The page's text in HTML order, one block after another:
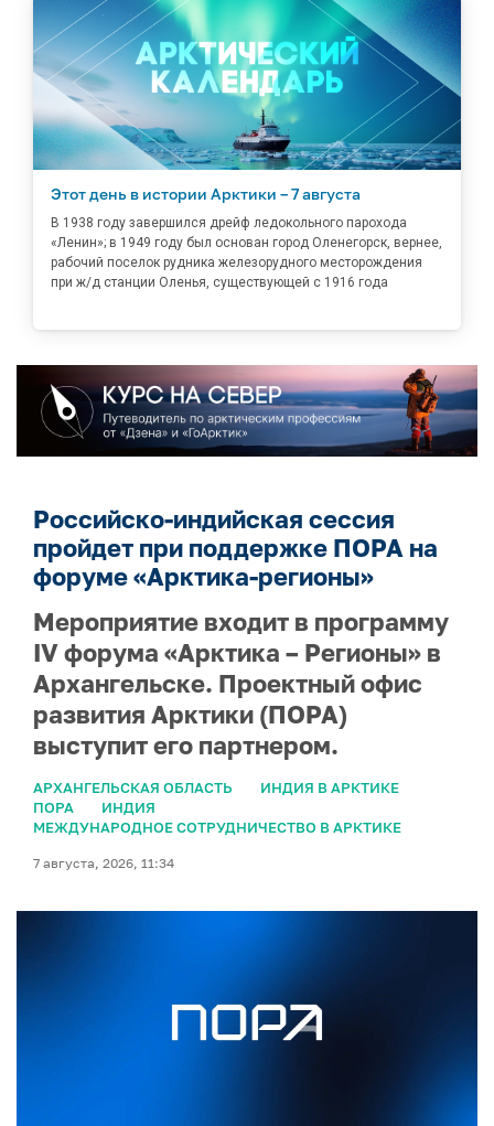
Этот день в истории Арктики – 7 августа
В 1938 году завершился дрейф ледокольного парохода
«Ленин»; в 1949 году был основан город Оленегорск, вернее,
рабочий поселок рудника железорудного месторождения
при ж/д станции Оленья, существующей с 1916 года
Российско-индийская сессия
пройдет при поддержке ПОРА на
форуме «Арктика-регионы»
Мероприятие входит в программу
IV форума «Арктика – Регионы» в
Архангельске. Проектный офис
развития Арктики (ПОРА)
выступит его партнером.
АРХАНГЕЛЬСКАЯ ОБЛАСТЬ
ИНДИЯ В АРКТИКЕ
ПОРА
ИНДИЯ
МЕЖДУНАРОДНОЕ СОТРУДНИЧЕСТВО В АРКТИКЕ
7 августа, 2026, 11:34